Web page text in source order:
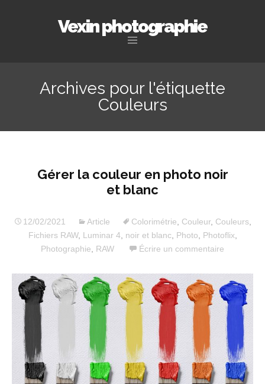
Vexin photographie
contenu
principal
Archives pour l'étiquette
Couleurs
Gérer la couleur en photo noir
et blanc
12/02/2021 Article Colorimétrie Couleur, Couleurs
Fichiers RAW, Luminar 4 noir et blanc, Photo Photoflix
Photographie
RAW Écrire un commentaire